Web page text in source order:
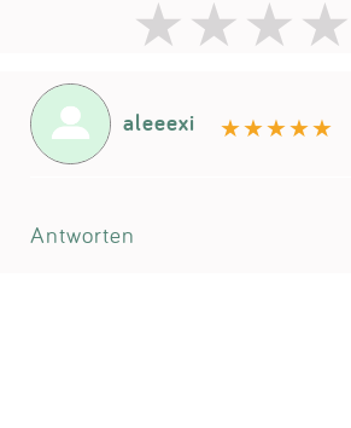
aleeexi
Antworten